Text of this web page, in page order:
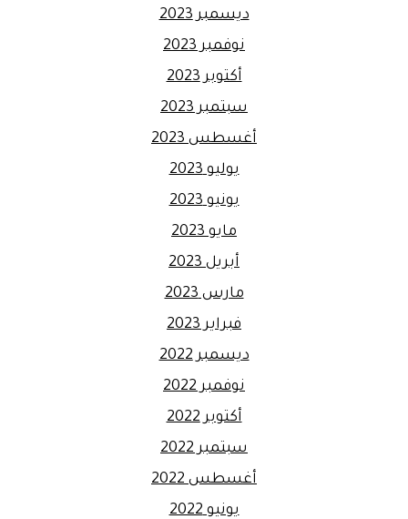
ديسمبر 2023
نوفمبر 2023
أكتوبر 2023
سبتمبر 2023
أغسطس 2023
يوليو 2023
يونيو 2023
مايو 2023
أبريل 2023
مارس 2023
فبراير 2023
ديسمبر 2022
نوفمبر 2022
أكتوبر 2022
سبتمبر 2022
أغسطس 2022
يونيو 2022